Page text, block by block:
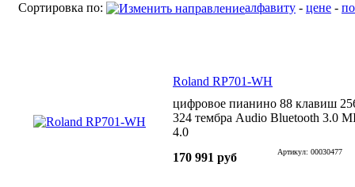
Сортировка по: алфавиту - цене -
Roland RP701-WH
цифровое пианино 88 клавиш
324 тембра Audio Bluetooth 3.0
4.0
170 991 руб
Артикул: 00030477